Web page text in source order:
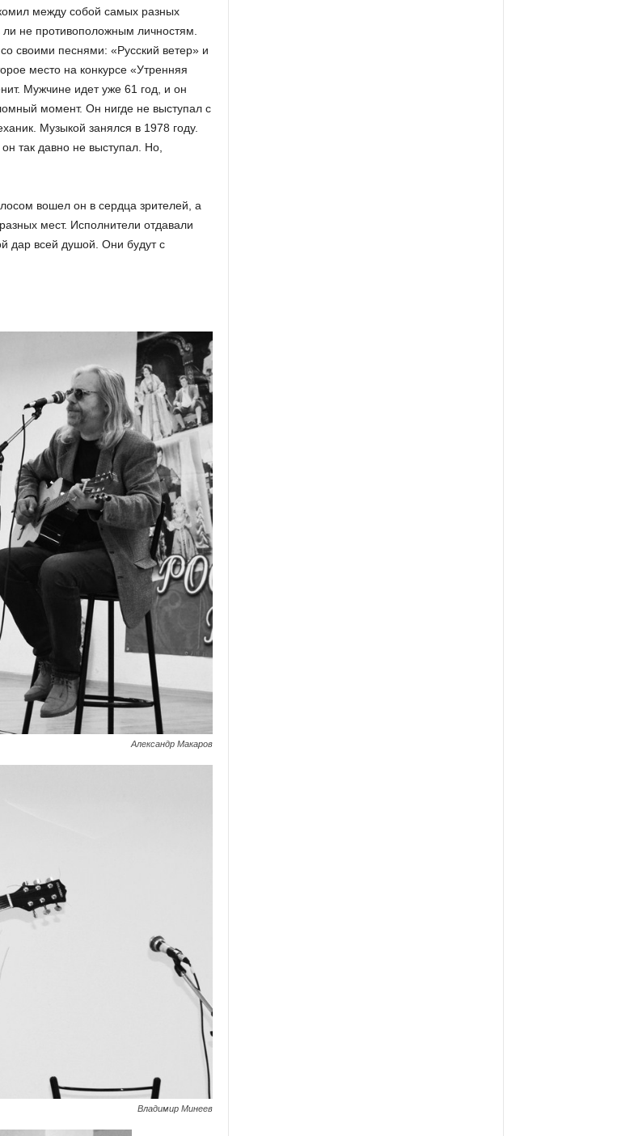
между собой самых разных
не противоположным личностям.
своими песнями: «Русский ветер» и
место на конкурсе «Утренняя
Мужчине идет уже 61 год, и он
момент. Он нигде не выступал с
Музыкой занялся в 1978 году.
так давно не выступал. Но,
вошел он в сердца зрителей, а
мест. Исполнители отдавали
дар всей душой. Они будут с
Александр Макаров
Владимир Минеев